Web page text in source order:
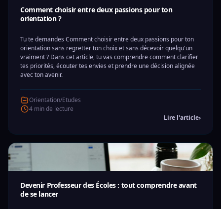
Comment choisir entre deux passions pour ton
orientation ?
Tu te demandes Comment choisir entre deux passions pour ton
orientation sans regretter ton choix et sans décevoir quelqu'un
vraiment ? Dans cet article, tu vas comprendre comment clarifier
tes priorités, écouter tes envies et prendre une décision alignée
avec ton avenir.
Orientation/Etudes
4 min de lecture
Lire l'article›
Devenir Professeur des Écoles : tout comprendre avant
de se lancer